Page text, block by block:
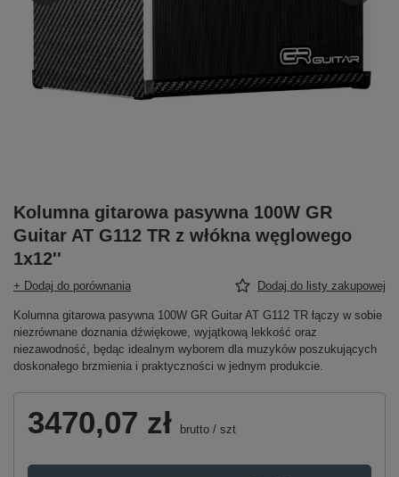
Kolumna gitarowa pasywna 100W GR
Guitar AT G112 TR z włókna węglowego
1x12''
+ Dodaj do porównania Dodaj do listy zakupowej
Kolumna gitarowa pasywna 100W GR Guitar AT G112 TR łączy w sobie
niezrównane doznania dźwiękowe, wyjątkową lekkość oraz
niezawodność, będąc idealnym wyborem dla muzyków poszukujących
doskonałego brzmienia i praktyczności w jednym produkcie.
3470,07 zł brutto / szt